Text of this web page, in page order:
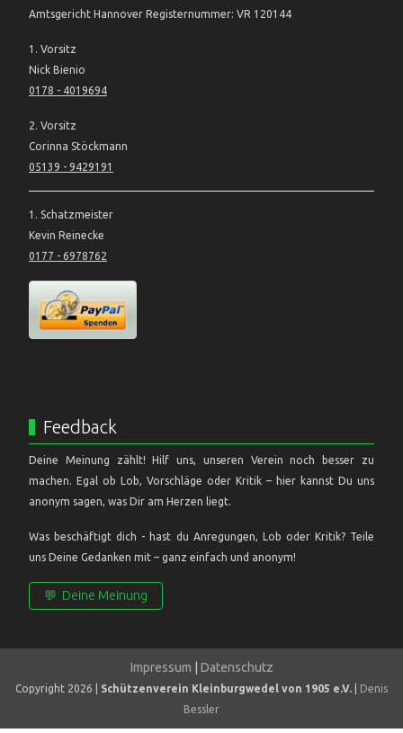
Amtsgericht Hannover Registernummer: VR 120144
1. Vorsitz
Nick Bienio
0178 - 4019694
2. Vorsitz
Corinna Stöckmann
05139 - 9429191
1. Schatzmeister
Kevin Reinecke
0177 - 6978762
Feedback
Deine Meinung zählt! Hilf uns, unseren Verein noch besser zu
machen. Egal ob Lob, Vorschläge oder Kritik – hier kannst Du uns
anonym sagen, was Dir am Herzen liegt.
Was beschäftigt dich - hast du Anregungen, Lob oder Kritik? Teile
uns Deine Gedanken mit – ganz einfach und anonym!
💬 Deine Meinung
Impressum Datenschutz
Copyright 2026 | Schützenverein Kleinburgwedel von 1905 e.V.
Denis
Bessler